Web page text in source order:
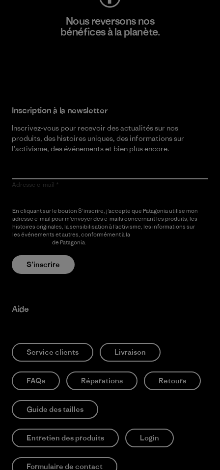
Nous reversons nos
bénéfices à la planète.
Inscription à la newsletter
Inscrivez-vous pour recevoir des actualités sur nos
produits, des histoires uniques, des informations sur
l’activisme, des événements et bien plus encore.
Adresse e-mail
En cliquant sur le bouton S’inscrire, j’accepte que Patagonia utilise mon
adresse e-mail pour m’envoyer des e-mails concernant les produits, les
histoires originales, la sensibilisation à l’activisme, les informations sur
les événements et autres, conformément à la
de Patagonia.
S’inscrire
Aide
Service clients Livraison
FAQs Réparations Retours
Guide des tailles
Entretien des produits Login
Formulaire de contact